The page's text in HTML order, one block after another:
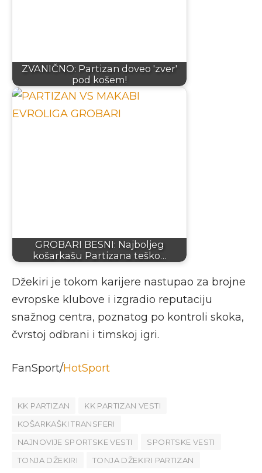
ZVANIČNO: Partizan doveo 'zver'
pod košem!
GROBARI BESNI: Najboljeg
košarkašu Partizana teško…
Džekiri je tokom karijere nastupao za brojne
evropske klubove i izgradio reputaciju
snažnog centra, poznatog po kontroli skoka,
čvrstoj odbrani i timskoj igri.
FanSport/HotSport
KK PARTIZAN
KK PARTIZAN VESTI
KOŠARKAŠKI TRANSFERI
NAJNOVIJE SPORTSKE VESTI
SPORTSKE VESTI
TONJA DŽEKIRI
TONJA DŽEKIRI PARTIZAN